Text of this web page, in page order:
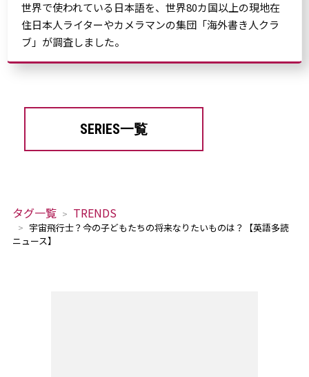
世界で使われている日本語を、世界80カ国以上の現地在
住日本人ライターやカメラマンの集団「海外書き人クラ
ブ」が調査しました。
SERIES一覧
タグ一覧 TRENDS
宇宙飛行士？今の子どもたちの将来なりたいものは？【英語多読
ニュース】